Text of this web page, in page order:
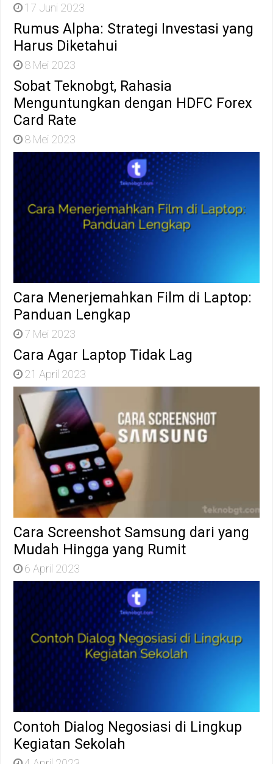
17 Juni 2023
Rumus Alpha: Strategi Investasi yang
Harus Diketahui
8 Mei 2023
Sobat Teknobgt, Rahasia
Menguntungkan dengan HDFC Forex
Card Rate
8 Mei 2023
Cara Menerjemahkan Film di Laptop:
Panduan Lengkap
7 Mei 2023
Cara Agar Laptop Tidak Lag
21 April 2023
Cara Screenshot Samsung dari yang
Mudah Hingga yang Rumit
6 April 2023
Contoh Dialog Negosiasi di Lingkup
Kegiatan Sekolah